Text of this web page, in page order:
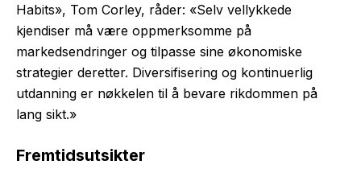
Habits», Tom Corley, råder: «Selv vellykkede
kjendiser må være oppmerksomme på
markedsendringer og tilpasse sine økonomiske
strategier deretter. Diversifisering og kontinuerlig
utdanning er nøkkelen til å bevare rikdommen på
lang sikt.»
Fremtidsutsikter